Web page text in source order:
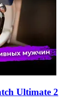
Ultimate 2